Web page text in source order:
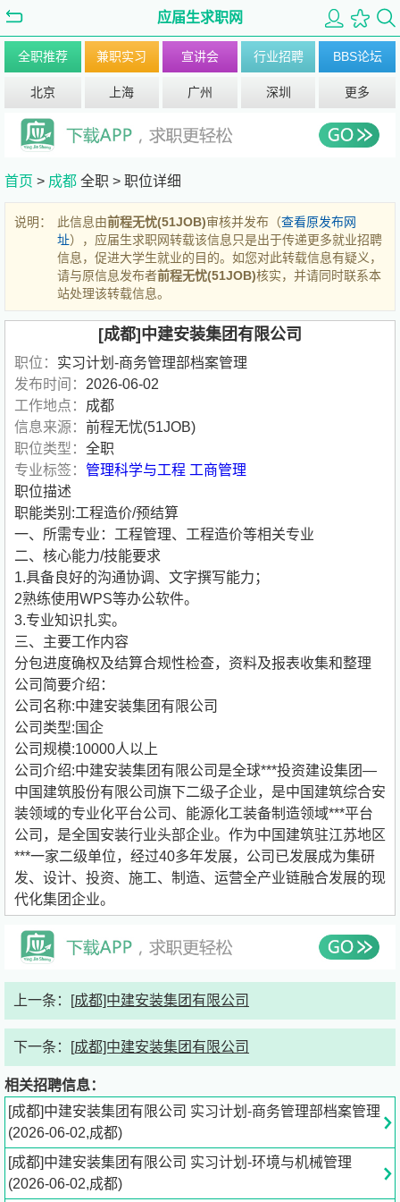
应届生求职网
全职推荐 兼职实习 宣讲会 行业招聘 BBS论坛
北京 上海 广州 深圳 更多
首页 > 成都 全职 > 职位详细
说明： 此信息由前程无忧(51JOB)审核并发布（查看原发布网
址），应届生求职网转载该信息只是出于传递更多就业招聘
信息，促进大学生就业的目的。如您对此转载信息有疑义，
请与原信息发布者前程无忧(51JOB)核实，并请同时联系本
站处理该转载信息。
[成都]中建安装集团有限公司
职位： 实习计划-商务管理部档案管理
发布时间： 2026-06-02
工作地点： 成都
信息来源： 前程无忧(51JOB)
职位类型： 全职
专业标签： 管理科学与工程 工商管理
职位描述
职能类别:工程造价/预结算
一、所需专业：工程管理、工程造价等相关专业
二、核心能力/技能要求
1.具备良好的沟通协调、文字撰写能力；
2熟练使用WPS等办公软件。
3.专业知识扎实。
三、主要工作内容
分包进度确权及结算合规性检查，资料及报表收集和整理
公司简要介绍：
公司名称:中建安装集团有限公司
公司类型:国企
公司规模:10000人以上
公司介绍:中建安装集团有限公司是全球***投资建设集团—
中国建筑股份有限公司旗下二级子企业，是中国建筑综合安
装领域的专业化平台公司、能源化工装备制造领域***平台
公司，是全国安装行业头部企业。作为中国建筑驻江苏地区
***一家二级单位，经过40多年发展，公司已发展成为集研
发、设计、投资、施工、制造、运营全产业链融合发展的现
代化集团企业。
上一条： [成都]中建安装集团有限公司
下一条： [成都]中建安装集团有限公司
相关招聘信息：
[成都]中建安装集团有限公司 实习计划-商务管理部档案管理
(2026-06-02,成都)
[成都]中建安装集团有限公司 实习计划-环境与机械管理
(2026-06-02,成都)